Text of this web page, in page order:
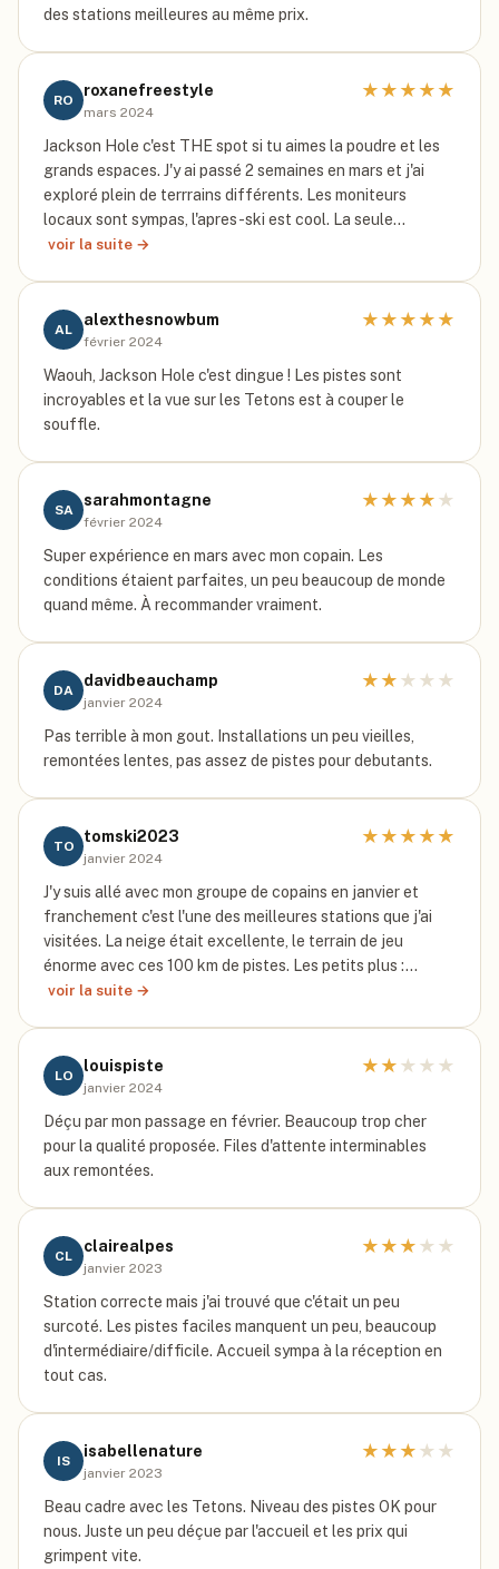
des stations meilleures au même prix.
RO
roxanefreestyle
mars 2024
★ ★ ★ ★ ★
Jackson Hole c'est THE spot si tu aimes la poudre et les
grands espaces. J'y ai passé 2 semaines en mars et j'ai
exploré plein de terrrains différents. Les moniteurs
locaux sont sympas, l'apres-ski est cool. La seule…
voir la suite →
AL
alexthesnowbum
février 2024
★ ★ ★ ★ ★
Waouh, Jackson Hole c'est dingue ! Les pistes sont
incroyables et la vue sur les Tetons est à couper le
souffle.
SA
sarahmontagne
février 2024
★ ★ ★ ★ ★
Super expérience en mars avec mon copain. Les
conditions étaient parfaites, un peu beaucoup de monde
quand même. À recommander vraiment.
DA
davidbeauchamp
janvier 2024
★ ★ ★ ★ ★
Pas terrible à mon gout. Installations un peu vieilles,
remontées lentes, pas assez de pistes pour debutants.
TO
tomski2023
janvier 2024
★ ★ ★ ★ ★
J'y suis allé avec mon groupe de copains en janvier et
franchement c'est l'une des meilleures stations que j'ai
visitées. La neige était excellente, le terrain de jeu
énorme avec ces 100 km de pistes. Les petits plus :…
voir la suite →
LO
louispiste
janvier 2024
★ ★ ★ ★ ★
Déçu par mon passage en février. Beaucoup trop cher
pour la qualité proposée. Files d'attente interminables
aux remontées.
CL
clairealpes
janvier 2023
★ ★ ★ ★ ★
Station correcte mais j'ai trouvé que c'était un peu
surcoté. Les pistes faciles manquent un peu, beaucoup
d'intermédiaire/difficile. Accueil sympa à la réception en
tout cas.
IS
isabellenature
janvier 2023
★ ★ ★ ★ ★
Beau cadre avec les Tetons. Niveau des pistes OK pour
nous. Juste un peu déçue par l'accueil et les prix qui
grimpent vite.